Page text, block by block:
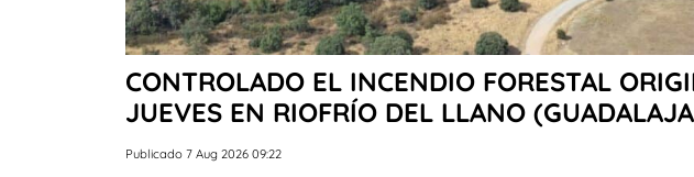
CONTROLADO EL INCENDIO FORESTAL
JUEVES EN RIOFRÍO DEL LLANO
Publicado 7 Aug 2026 09:22